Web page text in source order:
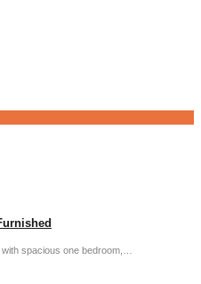
spacious one bedroom,…